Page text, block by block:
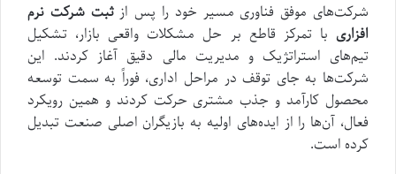
شرکت‌های موفق فناوری مسیر خود را پس از ثبت شرکت نرم
افزاری با تمرکز قاطع بر حل مشکلات واقعی بازار، تشکیل
تیم‌های استراتژیک و مدیریت مالی دقیق آغاز کردند. این
شرکت‌ها به جای توقف در مراحل اداری، فوراً به سمت توسعه
محصول کارآمد و جذب مشتری حرکت کردند و همین رویکرد
فعال، آن‌ها را از ایده‌های اولیه به بازیگران اصلی صنعت تبدیل
کرده است.